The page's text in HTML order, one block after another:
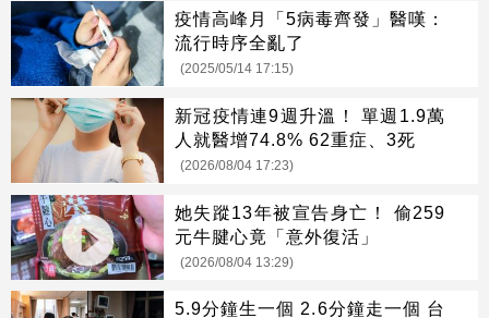
疫情高峰月「5病毒齊發」醫嘆：
流行時序全亂了
(2025/05/14 17:15)
新冠疫情連9週升溫！ 單週1.9萬
人就醫增74.8% 62重症、3死
(2026/08/04 17:23)
她失蹤13年被宣告身亡！ 偷259
元牛腱心竟「意外復活」
(2026/08/04 13:29)
5.9分鐘生一個 2.6分鐘走一個 台